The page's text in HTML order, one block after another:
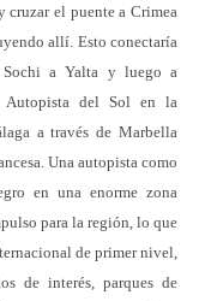
cruzar el puente a Crimea
allí. Esto conectaría
Sochi a Yalta y luego a
Autopista del Sol en la
a través de Marbella
Una autopista como
en una enorme zona
para la región, lo que
de primer nivel,
de interés, parques de